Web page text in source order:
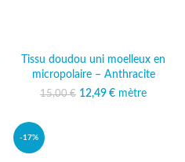
Tissu doudou uni moelleux en
micropolaire – Anthracite
15,00€ Le prix initial était :
12,49 €
Le prix
mètre
-17%